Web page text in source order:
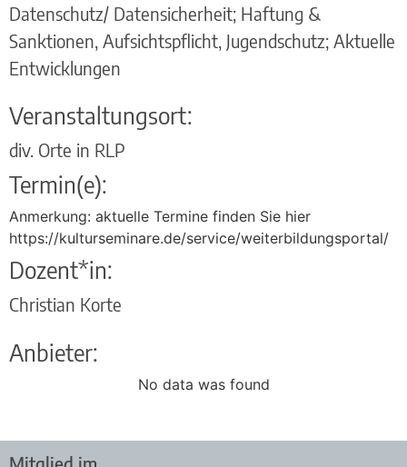
Datenschutz/ Datensicherheit; Haftung &
Sanktionen, Aufsichtspflicht, Jugendschutz; Aktuelle
Entwicklungen
Veranstaltungsort:
div. Orte in RLP
Termin(e):
Anmerkung: aktuelle Termine finden Sie hier
https://kulturseminare.de/service/weiterbildungsportal/
Dozent*in:
Christian Korte
Anbieter:
No data was found
Mitglied im